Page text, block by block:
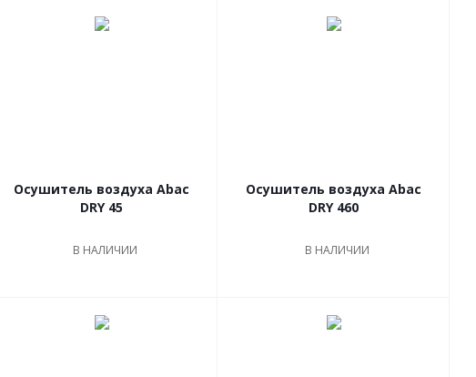
Осушитель воздуха Abac
DRY 45
В НАЛИЧИИ
Осушитель воздуха Abac
DRY 460
В НАЛИЧИИ